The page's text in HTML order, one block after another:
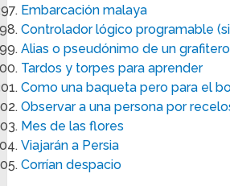
Embarcación malaya
Controlador lógico programable
Alias o pseudónimo de un grafitero
Tardos y torpes para aprender
Como una baqueta pero para el
Observar a una persona por
Mes de las flores
Viajarán a Persia
Corrían despacio